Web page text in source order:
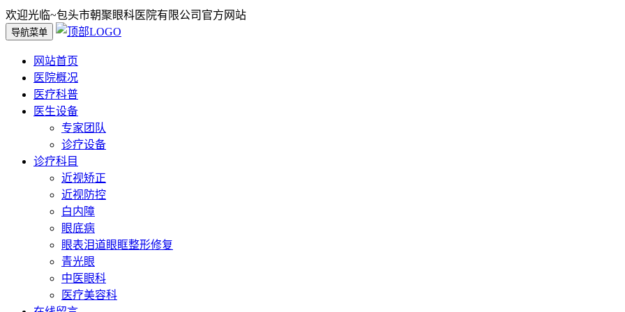
欢迎光临~包头市朝聚眼科医院有限公司官方网站
导航菜单
网站首页
医院概况
医疗科普
医生设备
专家团队
诊疗设备
诊疗科目
近视矫正
近视防控
白内障
眼底病
眼表泪道眼眶整形修复
青光眼
中医眼科
医疗美容科